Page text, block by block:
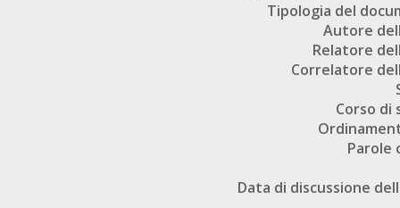
Tipologia del
Autore
Relatore
Correlatore
Corso di
Parole
Data di discussione